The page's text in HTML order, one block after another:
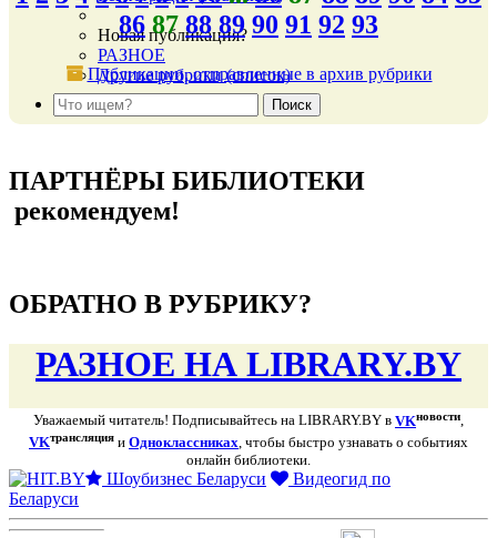
Новая публикация?
РАЗНОЕ
Другие рубрики (список)
86 87 88 89 90 91 92 93
Публикации, отправленные в архив рубрики
ПАРТНЁРЫ БИБЛИОТЕКИ
рекомендуем!
ОБРАТНО В РУБРИКУ?
РАЗНОЕ НА LIBRARY.BY
Уважаемый читатель! Подписывайтесь на LIBRARY.BY в VKновости,
VKтрансляция и Одноклассниках , чтобы быстро узнавать о событиях
онлайн библиотеки.
Шоубизнес Беларуси
Видеогид по
Беларуси